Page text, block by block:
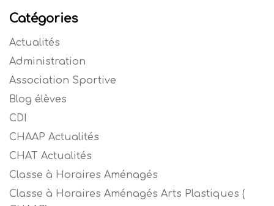
Catégories
Actualités
Administration
Association Sportive
Blog élèves
CDI
CHAAP Actualités
CHAT Actualités
Classe à Horaires Aménagés
Classe à Horaires Aménagés Arts Plastiques (